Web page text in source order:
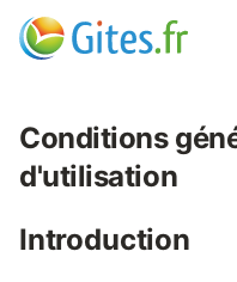
Conditions
d'utilisation
Introduction